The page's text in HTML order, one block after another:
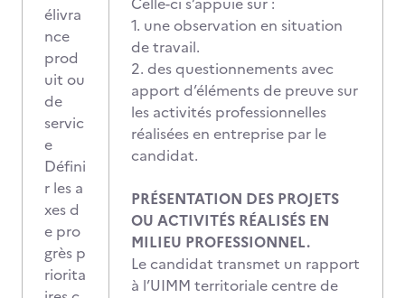
élivra
nce
prod
uit ou
de
servic
e
Défini
r les a
xes d
e pro
grès p
riorita
1. une observation en situation
de travail.
2. des questionnements avec
apport d’éléments de preuve sur
les activités professionnelles
réalisées en entreprise par le
candidat.
PRÉSENTATION DES PROJETS
OU ACTIVITÉS RÉALISÉS EN
MILIEU PROFESSIONNEL.
Le candidat transmet un rapport
à l’UIMM territoriale centre de